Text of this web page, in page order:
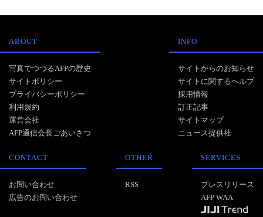
ABOUT
写真でつづるAFPの歴史
サイトポリシー
プライバシーポリシー
利用規約
運営会社
AFP通信会長ごあいさつ
INFO
サイトからのお知らせ
サイトに関するヘルプ
採用情報
訂正記事
サイトマップ
ニュース提供社
CONTACT
お問い合わせ
広告のお問い合わせ
OTHER
RSS
SERVICES
プレスリリース
AFP WAA